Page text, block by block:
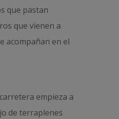
que pastan
que vienen a
acompañan en el
empieza a
de terraplenes